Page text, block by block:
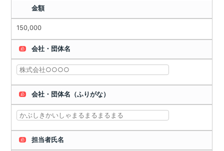
金額
150,000
必 会社・団体名
必 会社・団体名（ふりがな）
必 担当者氏名